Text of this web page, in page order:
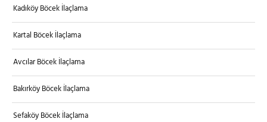
Kadıköy Böcek İlaçlama
Kartal Böcek İlaçlama
Avcılar Böcek İlaçlama
Bakırköy Böcek İlaçlama
Sefaköy Böcek İlaçlama